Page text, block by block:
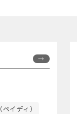
イディ）